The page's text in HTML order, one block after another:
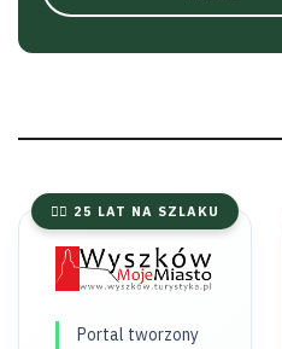
🚴‍♂️ 25 LAT NA SZLAKU
Portal tworzony